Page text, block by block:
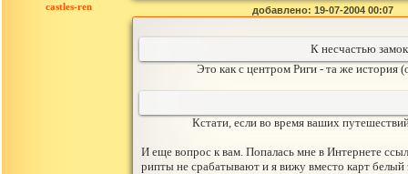
castles-ren добавлено: 19-07-2004 00:07
К несчастью
Это как с центром Риги - та же история
Кстати, если во время ваших
И еще вопрос к вам. Попалась мне в Интернете
рипты не срабатывают и я вижу вместо карт белый